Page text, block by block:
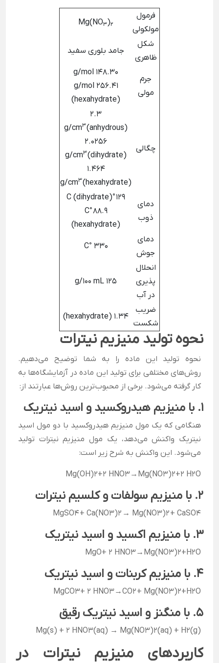
فرمول
مولکولی
Mg(NO۳)۲
شکل
ظاهری
جامد بلوری سفید
جرم
مولی
148.30 g/mol
256.41 g/mol
(hexahydrate)
چگالی
2.3
g/cm3(anhydrous)
2.0256
g/cm3(dihydrate)
1.464
g/cm3(hexahydrate)
دمای
ذوب
129 °C (dihydrate)
88.9 °C
(hexahydrate)
دمای
جوش
330 °C
انحلال
پذیری
در آب
125 g/100 mL
ضریب
شکست
1.34 (hexahydrate)
نحوه تولید منیزیم نیترات
نحوه تولید این ماده را به شما توضیح می‌دهیم.
روش‌های مختلفی برای تولید این ماده در آزمایشگاه‌ها به
کار گرفته می‌شود. برخی از محبوب‌ترین روش‌ها عبارتند از:
1. با منیزیم هیدروکسید و اسید نیتریک
هنگامی که یک مول منیزیم هیدروکسید با دو مول اسید
نیتریک واکنش می‌دهد، یک مول منیزیم نیترات تولید
می‌شود. این واکنش به شرح زیر است:
Mg(OH)2+2 HNO3→Mg(NO3)2+2 H2O
2. با منیزیم سولفات و کلسیم نیترات
MgSO4 + Ca(NO3)2 → Mg(NO3)2 + CaSO4
3. با منیزیم اکسید و اسید نیتریک
MgO+ 2 HNO3→Mg(NO3)2+H2O
4. با منیزیم کربنات و اسید نیتریک
MgCO3+ 2 HNO3→CO2 + Mg(NO3)2+H2O
5. با منگنز و اسید نیتریک رقیق
Mg(s) + 2 HNO3(aq) → Mg(NO3)2(aq) + H2(g)
کاربردهای منیزیم نیترات در